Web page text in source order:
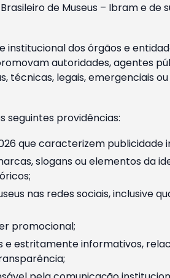
de Museus – Ibram e
dos órgãos e
autoridades, agentes
legais, emergenciais
seguintes providências:
que caracterizem publicidade
slogans ou elementos da
nas redes sociais, inclusive
promocional;
estritamente informativos,